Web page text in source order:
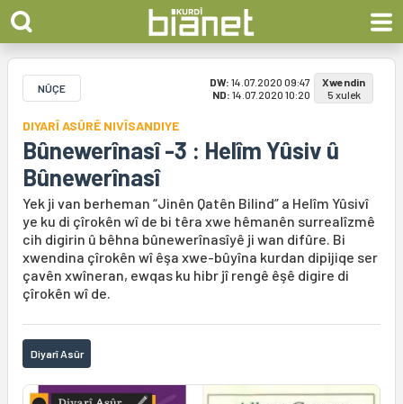
NÛÇE DW: 14.07.2020 09:47
ND: 14.07.2020 10:20
Xwendin
5 xulek
DIYARÎ ASÛRÊ NIVÎSANDIYE
Bûnewerînasî -3 : Helîm Yûsiv û
Bûnewerînasî
Yek ji van berheman “Jinên Qatên Bilind” a Helîm Yûsivî
ye ku di çîrokên wî de bi têra xwe hêmanên surrealîzmê
cih digirin û bêhna bûnewerînasîyê ji wan difûre. Bi
xwendina çîrokên wî êşa xwe-bûyîna kurdan dipijiqe ser
çavên xwîneran, ewqas ku hibr jî rengê êşê digire di
çîrokên wî de.
Diyarî Asûr